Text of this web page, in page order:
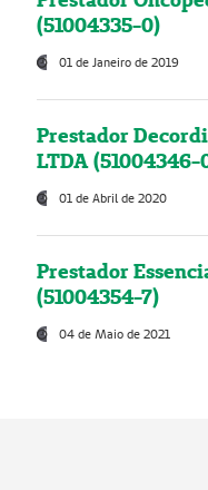
(51004335-0)
01 de Janeiro de 2019
Prestador
LTDA (51004346-
01 de Abril de 2020
Prestador
(51004354-7)
04 de Maio de 2021